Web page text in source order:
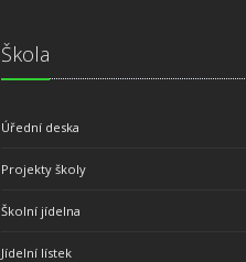
Škola
Úřední deska
Projekty školy
Školní jídelna
Jídelní lístek